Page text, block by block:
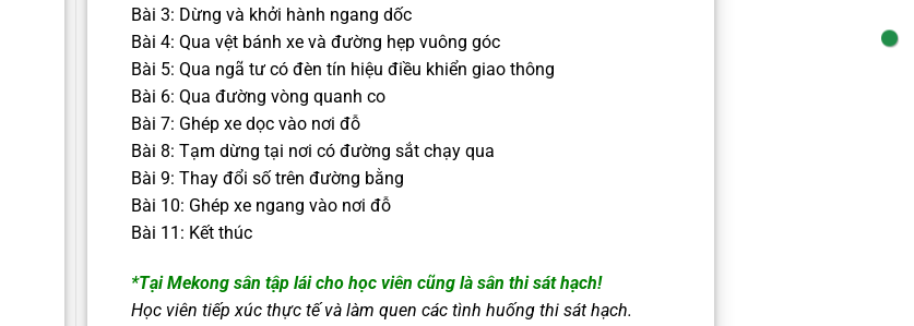
Bài 3: Dừng và khởi hành ngang dốc
Bài 4: Qua vệt bánh xe và đường hẹp vuông góc
Bài 5: Qua ngã tư có đèn tín hiệu điều khiển giao thông
Bài 6: Qua đường vòng quanh co
Bài 7: Ghép xe dọc vào nơi đỗ
Bài 8: Tạm dừng tại nơi có đường sắt chạy qua
Bài 9: Thay đổi số trên đường bằng
Bài 10: Ghép xe ngang vào nơi đỗ
Bài 11: Kết thúc
*Tại Mekong sân tập lái cho học viên cũng là sân thi sát hạch!
Học viên tiếp xúc thực tế và làm quen các tình huống thi sát hạch.